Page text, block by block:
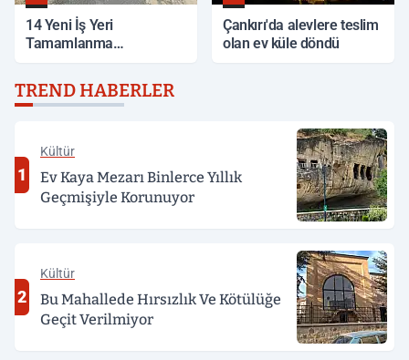
14 Yeni İş Yeri
Tamamlanma
Çankırı'da alevlere teslim
olan ev küle döndü
TREND HABERLER
1
Kültür
Ev Kaya Mezarı Binlerce Yıllık
Geçmişiyle Korunuyor
2
Kültür
Bu Mahallede Hırsızlık Ve Kötülüğe
Geçit Verilmiyor